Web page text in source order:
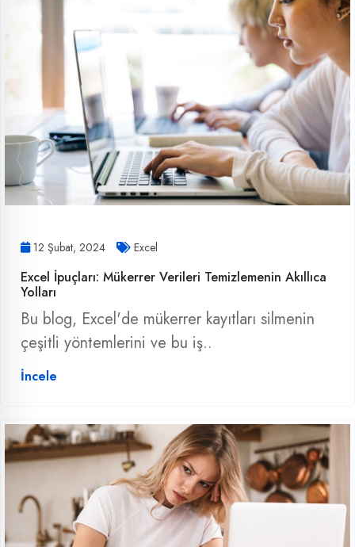
12 Şubat, 2024 Excel
Excel İpuçları: Mükerrer Verileri Temizlemenin Akıllıca
Yolları
Bu blog, Excel'de mükerrer kayıtları silmenin
çeşitli yöntemlerini ve bu iş..
İncele